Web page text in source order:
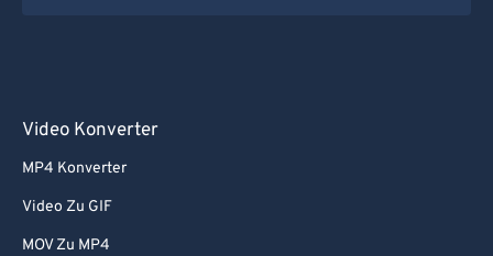
Video Konverter
MP4 Konverter
Video Zu GIF
MOV Zu MP4